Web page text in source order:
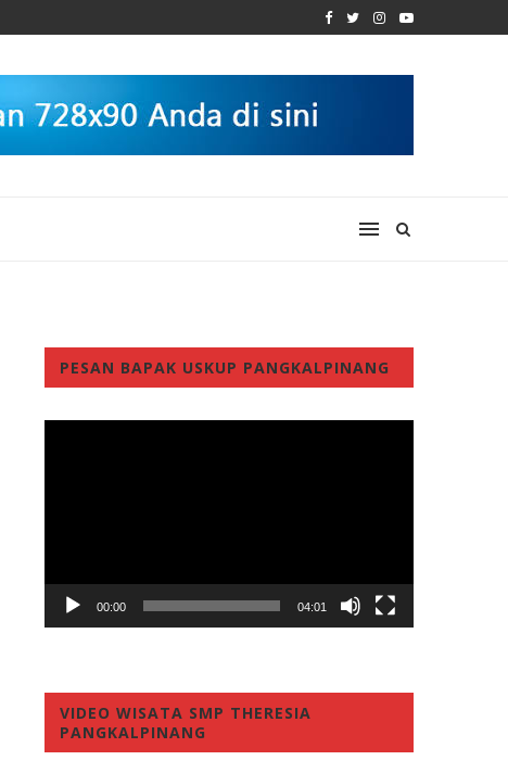
PESAN BAPAK USKUP PANGKALPINANG
00:00 04:01
VIDEO WISATA SMP THERESIA
PANGKALPINANG